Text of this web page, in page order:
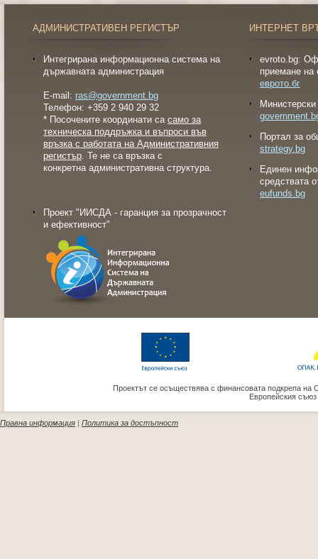
АДМИНИСТРАТИВЕН РЕГИСТЪР
Интегрирана информационна система на
държавната администрация
E-mail: ras@government.bg
Телефон: +359 2 940 29 32
* Посочените координати са само за
техническа поддръжка и въпроси във
връзка с работата на Административния
регистър. Те не са връзка с
конкретна административна структура.
Проект "ИИСДА - гаранция за прозрачност
и ефективност"
ИНТЕРНЕТ
evroto.bg:
приемане на
еврото.бг
Портал за
strategy.bg
Eдинен
средствата
eufunds.bg
Проектът се осъществява с финансовата подкрепа на
Европейския
Правна информация | Политика за достъпност